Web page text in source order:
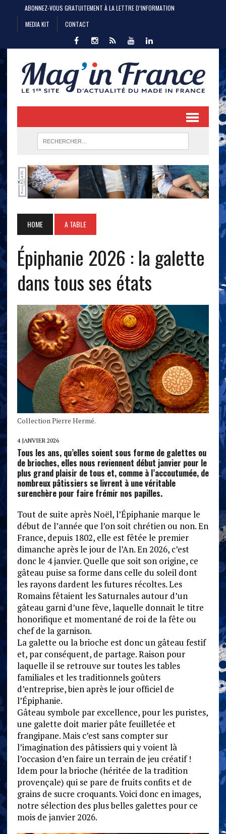
ABONNEZ-VOUS GRATUITEMENT À LA LETTRE D’INFORMATION
MEDIA KIT
CONTACT
HOME A TABLE
Épiphanie 2026 : la galette
dans tous ses états
Collection Pierre Hermé.
4 JANVIER 2026
Tous les ans, qu’elles soient sous forme de galettes ou
de brioches, elles nous reviennent début janvier pour le
plus grand plaisir de tous et, comme à l’accoutumée, de
nombreux pâtissiers se livrent à une véritable
surenchère pour faire frémir nos papilles.
Tout de suite après Noël, l’Épiphanie marque le
début de l’année que l’on soit chrétien ou non. En
France, depuis 1802, elle est fêtée le premier
dimanche après le jour de l’An. En 2026, c’est
donc le 4 janvier. Quelle que soit son origine, ce
gâteau puise sa forme dans celle du soleil dont
les rayons dardent les futures récoltes. Les
Romains fêtaient les Saturnales autour d’un
gâteau garni d’une fève, laquelle donnait le titre
honorifique et momentané de roi de la fête ou
chef de la garnison.
La galette ou la brioche est donc un gâteau festif
et, par conséquent, de partage. Raison pour
laquelle il se retrouve sur toutes les tables
familiales et les traditionnels goûters
d’entreprise, bien après le jour officiel de
l’Épiphanie.
Gâteau symbole par excellence, pour les puristes,
une galette doit marier pâte feuilletée et
frangipane. Mais c’est sans compter sur
l’imagination des pâtissiers qui y voient là
l’occasion d’en faire un terrain de jeu créatif !
Idem pour la brioche (héritée de la tradition
provençale) qui se pare de fruits confits et de
grains de sucre croquants. Voici donc en images,
notre sélection des plus belles galettes pour ce
mois de janvier 2026.